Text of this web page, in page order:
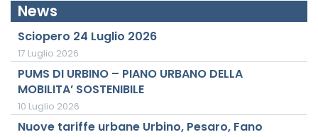
News
Sciopero 24 Luglio 2026
17 Luglio 2026
PUMS DI URBINO – PIANO URBANO DELLA
MOBILITA’ SOSTENIBILE
10 Luglio 2026
Nuove tariffe urbane Urbino, Pesaro, Fano